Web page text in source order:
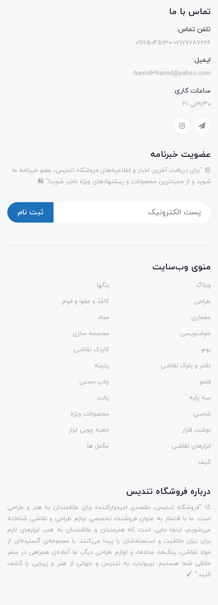
تماس با ما
تلفن تماس:
09125045130-02177287226
ایمیل:
hamid3hamid@yahoo.com
ساعات کاری:
۹/۳۰الی ۲۱
عضویت خبرنامه
📰 "برای دریافت آخرین اخبار و اطلاعیه‌های فروشگاه تندیس، عضو خبرنامه ما
شوید و از جدیدترین محصولات و پیشنهادهای ویژه باخبر شوید!" 🛍️
ثبت نام
منوی وب‌سایت
وبلاگ
رنگها
طراحی
کاغذ و مقوا و فوم
معماری
مداد
خوشنویسی
مجسمه سازی
بوم
کاردک نقاشی
دفتر و بلوک نقاشی
پتینه
قلمو
چاپ دستی
سه پایه
پالت
شاسی
محصولات ویژه
نوشت افزار
جعبه چوبی ابزار
ابزارهای نقاشی
مکمل ها
کیف
درباره فروشگاه تندیس
🎨 "فروشگاه تندیس، مقصدی امیدوارکننده برای علاقمندان به هنر و طراحی
است. ما با افتخار به عنوان فروشنده تخصصی لوازم طراحی و نقاشی شناخته
می‌شویم، اینجا جایی است که هنرمندان و علاقمندان به هنر، ابزارهای لازم
برای بیان خلاقیت و استعدادشان را پیدا می‌کنند. با مجموعه‌ی گسترده‌ای از
مواد نقاشی، پنک‌ها، مدادها، و لوازم طراحی دیگر، ما آماده‌ی همراهی در سفر
خلاقی شما هستیم. بپیوندید به تندیس و جهانی از هنر و زیبایی را کشف
کنید." 🖌️